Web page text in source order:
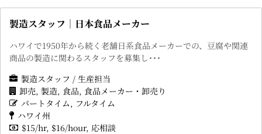
製造スタッフ｜日本食品メーカー
ハワイで1950年から続く老舗日系食品メーカーでの、豆腐や関連
商品の製造に関わるスタッフを募集し･･･
製造スタッフ / 生産担当
卸売 製造 食品 食品メーカー・卸売り
パートタイム
フルタイム
ハワイ州
$15/hr $16/hour 応相談